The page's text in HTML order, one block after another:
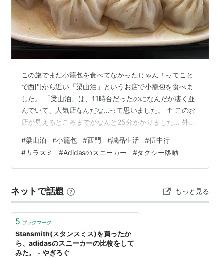
この旅でまだ小籠包を食べてなかったじゃん！ってこと
で西門から近い「梁山泊」というお店で小籠包を食べま
した。 「梁山泊」は、11時台だったのになんだか凄く並
んでいて、人気店なんだな…って思いました。 ↑ このお
店が見えるところまでがなんと25分かかりました… 外で
たりしながら待ちました。 私がコンビニに飲み物を買い
に行きましたが、それぞれの今飲みたいものって結構違
っていました。 ↑ 美研？？？ ローズヒップティーのよう
す。 B君チョイスの日本のお茶などがやっぱり一番安心
だったりするのですが、…
#梁山泊 #小籠包 #西門 #誠品生活 #伍中行
#カラスミ #Adidasのスニーカー #タクシー移動
ネットで話題 もっと見る
5 ブックマーク
Stansmith(スタンスミス)を買ったか
ら、adidasのスニーカーの比較をして
みた。 - やぎろぐ